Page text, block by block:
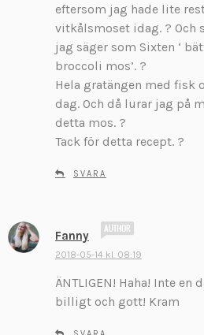
e
r
:
eftersom jag hade lite
vitkålsmoset idag. ? Och
jag säger som Sixten ‘
broccoli mos’. ?
Hela gratängen med fisk
dag. Och då lurar jag på
detta mos. ?
Tack för detta recept. ?
SVARA
Fanny
i
v
2018-05-14 kl. 08:19
ÄNTLIGEN! Haha! Inte en
billigt och gott! Kram